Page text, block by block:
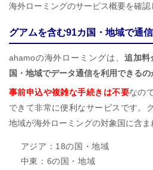
海外ローミングのサービス概要を確認
グアムを含む91カ国・地域で通
ahamoの海外ローミングは、 追加料
国・地域でデータ通信を利用できるの
事前申込や複雑な手続きは不要なの
できて非常に便利なサービスです。
地域が海外ローミングの対象国に含ま
アジア：18の国・地域
中東：6の国・地域